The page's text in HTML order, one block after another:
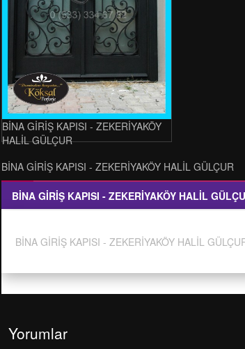
BİNA GİRİŞ KAPISI - ZEKERİYAKÖY
HALİL GÜLÇUR
BİNA GİRİŞ KAPISI - ZEKERİYAKÖY HALİL GÜLÇUR
BİNA GİRİŞ KAPISI - ZEKERİYAKÖY HALİL
BİNA GİRİŞ KAPISI - ZEKERİYAKÖY HALİL
Yorumlar